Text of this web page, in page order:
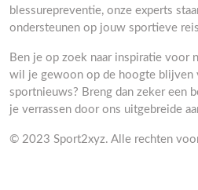
blessurepreventie, onze experts
ondersteunen op jouw sportieve
Ben je op zoek naar inspiratie voor
wil je gewoon op de hoogte blijven
sportnieuws? Breng dan zeker een
je verrassen door ons uitgebreide
© 2023 Sport2xyz. Alle rechten